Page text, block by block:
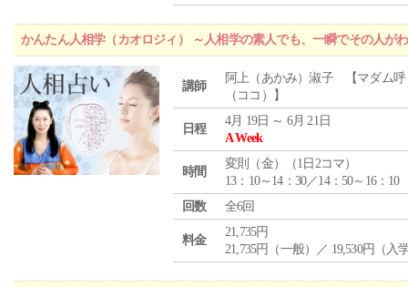
かんたん人相学（カオロジィ） ～人相学の素人でも、一瞬でその人が
講師
阿上（あかみ）淑子 【マダム呼
（ココ）】
日程
4月 19日 ～ 6月 21日
A Week
時間
変則（金）（1日2コマ）
13：10～14：30／14：50～16：10
回数
全6回
料金
21,735円
21,735円（一般）／ 19,530円（入